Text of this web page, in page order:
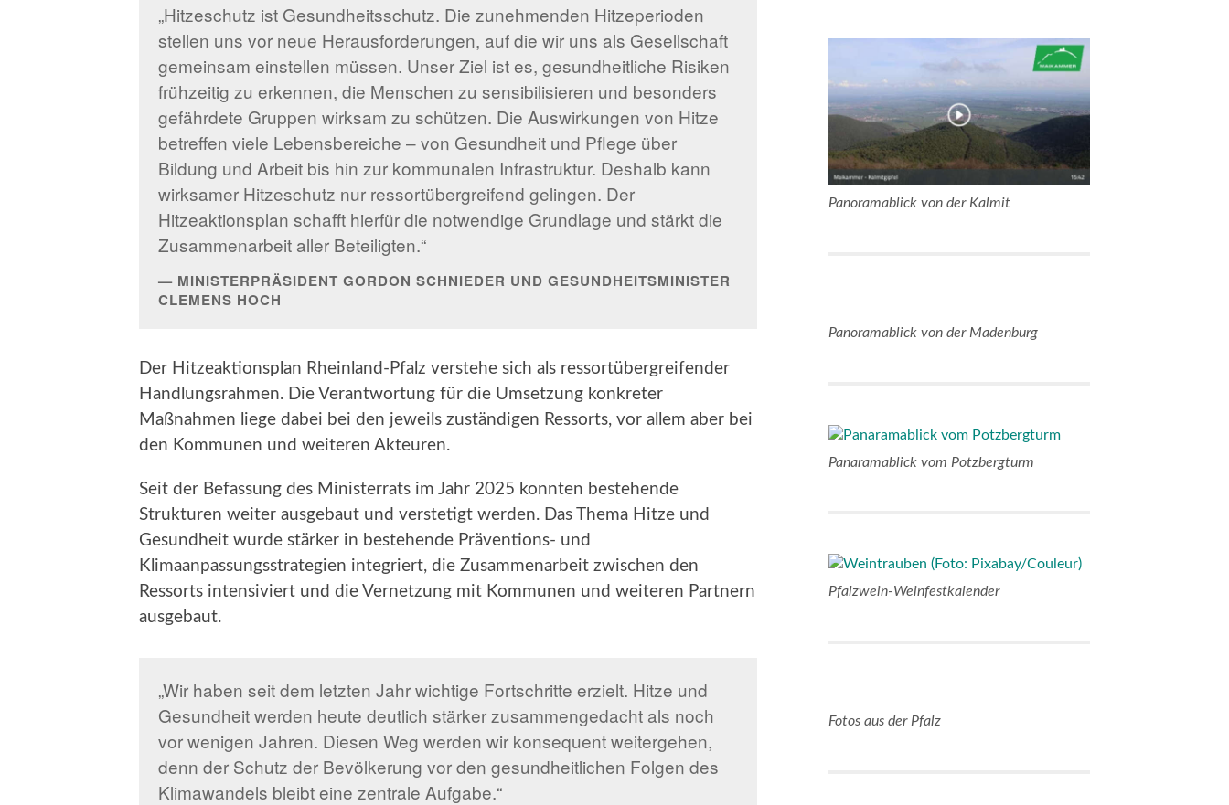
„Hitzeschutz ist Gesundheitsschutz. Die zunehmenden Hitzeperioden
stellen uns vor neue Herausforderungen, auf die wir uns als Gesellschaft
gemeinsam einstellen müssen. Unser Ziel ist es, gesundheitliche Risiken
frühzeitig zu erkennen, die Menschen zu sensibilisieren und besonders
gefährdete Gruppen wirksam zu schützen. Die Auswirkungen von Hitze
betreffen viele Lebensbereiche – von Gesundheit und Pflege über
Bildung und Arbeit bis hin zur kommunalen Infrastruktur. Deshalb kann
wirksamer Hitzeschutz nur ressortübergreifend gelingen. Der
Hitzeaktionsplan schafft hierfür die notwendige Grundlage und stärkt die
Zusammenarbeit aller Beteiligten.“
MINISTERPRÄSIDENT GORDON SCHNIEDER UND GESUNDHEITSMINISTER
CLEMENS HOCH
Der Hitzeaktionsplan Rheinland-Pfalz verstehe sich als ressortübergreifender
Handlungsrahmen. Die Verantwortung für die Umsetzung konkreter
Maßnahmen liege dabei bei den jeweils zuständigen Ressorts, vor allem aber bei
den Kommunen und weiteren Akteuren.
Seit der Befassung des Ministerrats im Jahr 2025 konnten bestehende
Strukturen weiter ausgebaut und verstetigt werden. Das Thema Hitze und
Gesundheit wurde stärker in bestehende Präventions- und
Klimaanpassungsstrategien integriert, die Zusammenarbeit zwischen den
Ressorts intensiviert und die Vernetzung mit Kommunen und weiteren Partnern
ausgebaut.
„Wir haben seit dem letzten Jahr wichtige Fortschritte erzielt. Hitze und
Gesundheit werden heute deutlich stärker zusammengedacht als noch
vor wenigen Jahren. Diesen Weg werden wir konsequent weitergehen,
denn der Schutz der Bevölkerung vor den gesundheitlichen Folgen des
Klimawandels bleibt eine zentrale Aufgabe.“
Panoramablick von der Kalmit
Panoramablick von der Madenburg
Panaramablick vom Potzbergturm
Pfalzwein-Weinfestkalender
Fotos aus der Pfalz